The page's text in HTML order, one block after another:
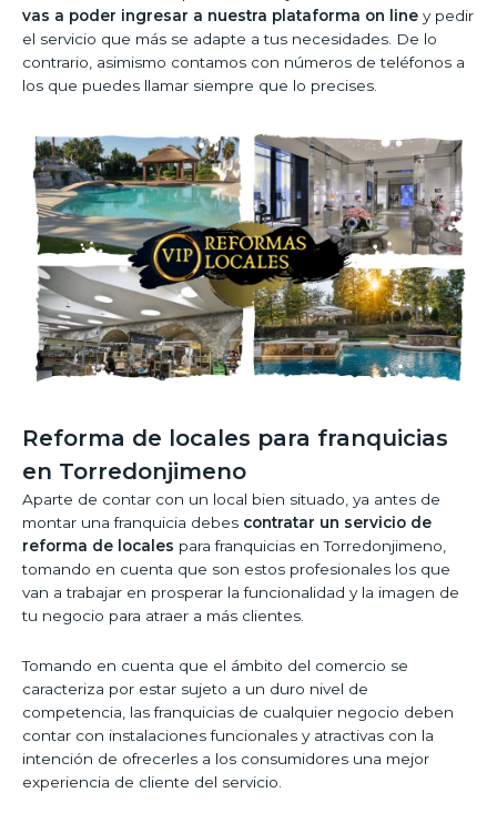
vas a poder ingresar a nuestra plataforma on line y pedir
el servicio que más se adapte a tus necesidades. De lo
contrario, asimismo contamos con números de teléfonos a
los que puedes llamar siempre que lo precises.
Reforma de locales para franquicias
en Torredonjimeno
Aparte de contar con un local bien situado, ya antes de
montar una franquicia debes contratar un servicio de
reforma de locales para franquicias en Torredonjimeno,
tomando en cuenta que son estos profesionales los que
van a trabajar en prosperar la funcionalidad y la imagen de
tu negocio para atraer a más clientes.
Tomando en cuenta que el ámbito del comercio se
caracteriza por estar sujeto a un duro nivel de
competencia, las franquicias de cualquier negocio deben
contar con instalaciones funcionales y atractivas con la
intención de ofrecerles a los consumidores una mejor
experiencia de cliente del servicio.